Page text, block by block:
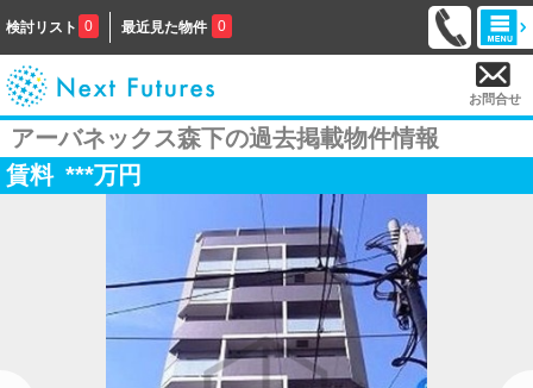
検討リスト 0 最近見た物件 0
お問合せ
アーバネックス森下の過去掲載物件情報
賃料 ***万円